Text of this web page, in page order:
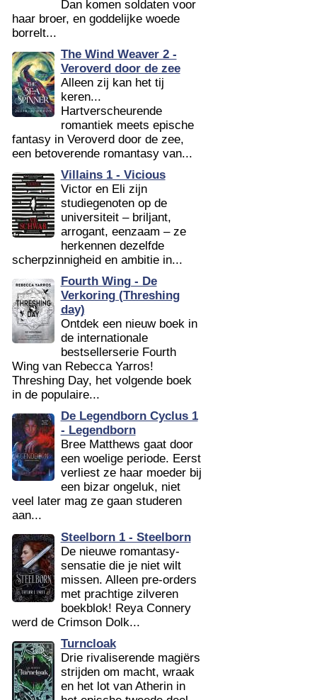
Dan komen soldaten voor
haar broer, en goddelijke woede
borrelt...
The Wind Weaver 2 -
Veroverd door de zee
Alleen zij kan het tij
keren...
Hartverscheurende
romantiek meets epische
fantasy in Veroverd door de zee,
een betoverende romantasy van...
Villains 1 - Vicious
Victor en Eli zijn
studiegenoten op de
universiteit – briljant,
arrogant, eenzaam – ze
herkennen dezelfde
scherpzinnigheid en ambitie in...
Fourth Wing - De
Verkoring (Threshing
day)
Ontdek een nieuw boek in
de internationale
bestsellerserie Fourth
Wing van Rebecca Yarros!
Threshing Day, het volgende boek
in de populaire...
De Legendborn Cyclus 1
- Legendborn
Bree Matthews gaat door
een woelige periode. Eerst
verliest ze haar moeder bij
een bizar ongeluk, niet
veel later mag ze gaan studeren
aan...
Steelborn 1 - Steelborn
De nieuwe romantasy-
sensatie die je niet wilt
missen. Alleen pre-orders
met prachtige zilveren
boekblok! Reya Connery
werd de Crimson Dolk...
Turncloak
Drie rivaliserende magiërs
strijden om macht, wraak
en het lot van Atherin in